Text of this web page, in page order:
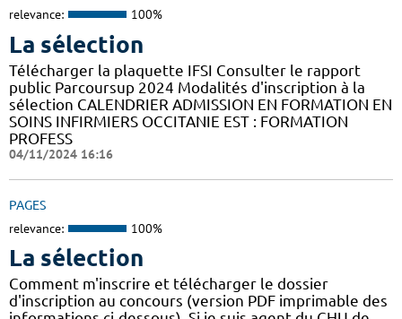
relevance: 100%
La sélection
Télécharger la plaquette IFSI Consulter le rapport
public Parcoursup 2024 Modalités d'inscription à la
sélection CALENDRIER ADMISSION EN FORMATION EN
SOINS INFIRMIERS OCCITANIE EST : FORMATION
PROFESS
04/11/2024 16:16
PAGES
relevance: 100%
La sélection
Comment m'inscrire et télécharger le dossier
d'inscription au concours (version PDF imprimable des